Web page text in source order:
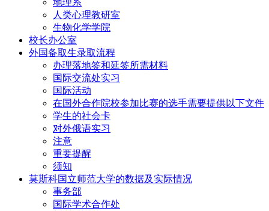
地理系
人类心理教研室
生物化学学院
校长办公室
外国备取生录取流程
办理落地签和延签所需材料
国际交流处实习
国际活动
在国外合作院校参加比赛的选手需要提供以下文件
学生的社会卡
对外俄语实习
注意
重要提醒
须知
莫斯科国立师范大学的数据及实际情况
事务部
国际学术合作处